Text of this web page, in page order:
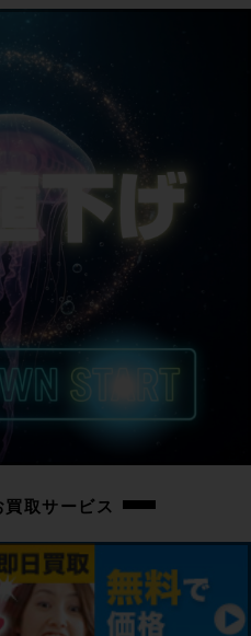
テム・サドルにキズ、シートポストに
程度の使用感のほぼ感じられない美品
お願いいたします。
お品物のみとなります。
取サービス